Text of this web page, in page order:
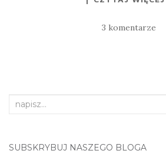
3 komentarze
Search
SUBSKRYBUJ NASZEGO BLOGA